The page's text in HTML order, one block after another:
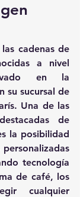
cadenas de
a nivel
en la
su sucursal de
Una de las
de
la posibilidad
tecnología
de café, los
cualquier